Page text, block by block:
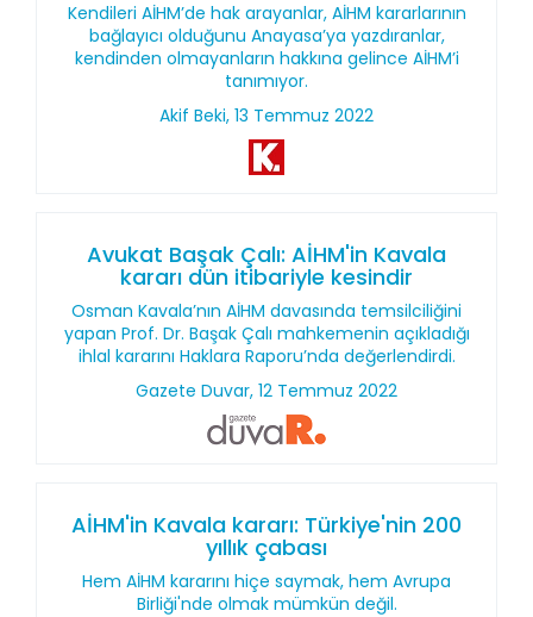
Kendileri AİHM’de hak arayanlar, AİHM kararlarının
bağlayıcı olduğunu Anayasa’ya yazdıranlar,
kendinden olmayanların hakkına gelince AİHM’i
tanımıyor.
Akif Beki, 13 Temmuz 2022
Avukat Başak Çalı: AİHM'in Kavala
kararı dün itibariyle kesindir
Osman Kavala’nın AİHM davasında temsilciliğini
yapan Prof. Dr. Başak Çalı mahkemenin açıkladığı
ihlal kararını Haklara Raporu’nda değerlendirdi.
Gazete Duvar, 12 Temmuz 2022
AİHM'in Kavala kararı: Türkiye'nin 200
yıllık çabası
Hem AİHM kararını hiçe saymak, hem Avrupa
Birliği'nde olmak mümkün değil.